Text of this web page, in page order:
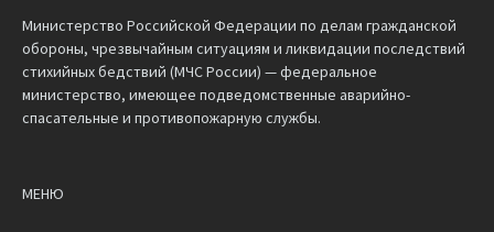
Министерство Российской Федерации по делам гражданской
обороны, чрезвычайным ситуациям и ликвидации последствий
стихийных бедствий (МЧС России) — федеральное
министерство, имеющее подведомственные аварийно-
спасательные и противопожарную службы.
МЕНЮ